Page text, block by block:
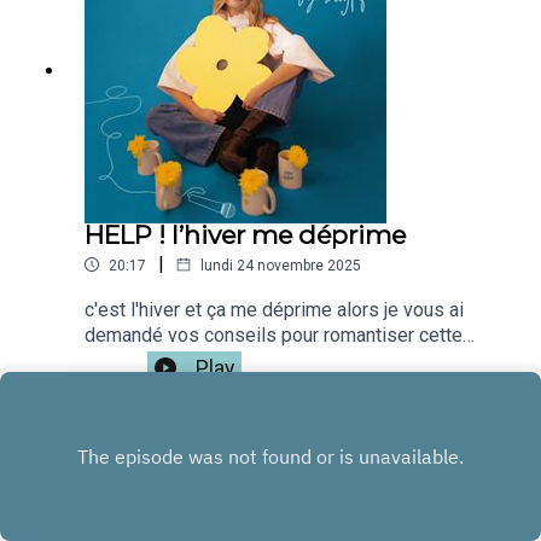
HELP ! l’hiver me déprime
20:17 | lundi 24 novembre 2025
c'est l'hiver et ça me déprime alors je vous ai
demandé vos conseils pour romantiser cette
période la de l'année,J’espère que cet épisode
lire!Bienveillance,S&S,Léa
Play